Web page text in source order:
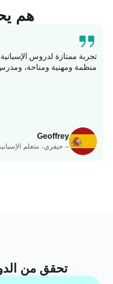
هم
Geoffrey
– جيفري، متعلم
منظمة ومهنية ومتاحة، ومدرس
تحقق من